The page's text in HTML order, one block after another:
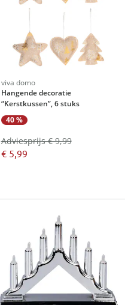
viva domo
Hangende decoratie
“Kerstkussen”, 6 stuks
40 %
€ 5,99
Adviesprijs € 9,99